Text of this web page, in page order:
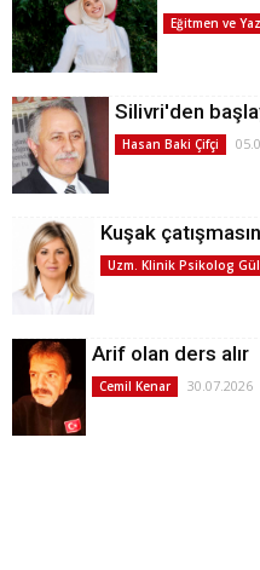
Eğitmen ve
Silivri'den
Hasan Baki Çifçi
Kuşak
Uzm. Klinik Psikolog
Arif olan ders alır
Cemil Kenar 30.07.2026